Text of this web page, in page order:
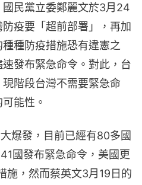
民黨立委鄭麗文於3月24
疫要「超前部署」，再加
種種防疫措施恐有違憲之
發布緊急命令。對此，台
階段台灣不需要緊急命
能性。
爆發，目前已經有80多國
國發布緊急命令，美國更
施，然而蔡英文3月19日的